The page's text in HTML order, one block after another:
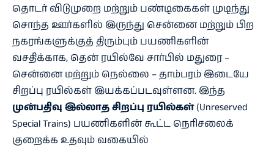
தொடர் விடுமுறை மற்றும் பண்டிகைகள் முடிந்து
சொந்த ஊர்களில் இருந்து சென்னை மற்றும் பிற
நகரங்களுக்குத் திரும்பும் பயணிகளின்
வசதிக்காக, தென் ரயில்வே சார்பில் மதுரை –
சென்னை மற்றும் நெல்லை – தாம்பரம் இடையே
சிறப்பு ரயில்கள் இயக்கப்படவுள்ளன. இந்த
முன்பதிவு இல்லாத சிறப்பு ரயில்கள்(Unreserved
Special Trains) பயணிகளின் கூட்ட நெரிசலைக்
குறைக்க உதவும் வகையில்